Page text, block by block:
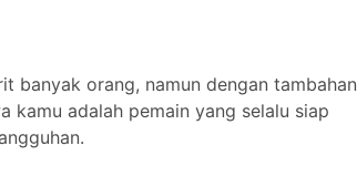
banyak orang, namun dengan tambahan
kamu adalah pemain yang selalu siap